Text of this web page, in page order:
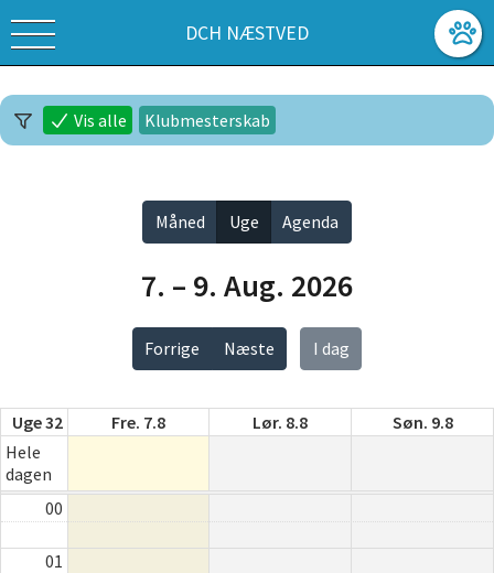
DCH NÆSTVED
Vis alle Klubmesterskab
Forrige Næste I dag
7. – 9. Aug. 2026
Måned Uge Agenda
Uge 32 Fre. 7.8 Lør. 8.8
Søn. 9.8
Hele
dagen
00
01